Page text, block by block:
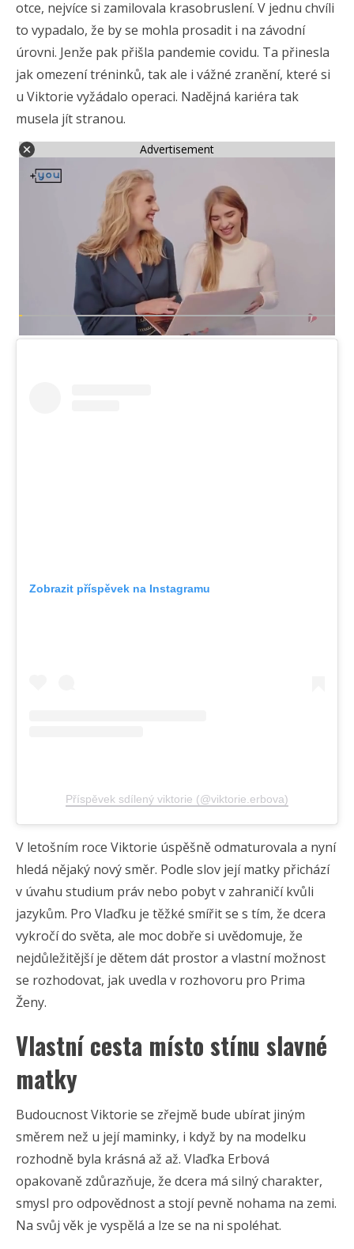
otce, nejvíce si zamilovala krasobruslení. V jednu chvíli
to vypadalo, že by se mohla prosadit i na závodní
úrovni. Jenže pak přišla pandemie covidu. Ta přinesla
jak omezení tréninků, tak ale i vážné zranění, které si
u Viktorie vyžádalo operaci. Nadějná kariéra tak
musela jít stranou.
Advertisement
Zobrazit příspěvek na Instagramu
Příspěvek sdílený viktorie (@viktorie.erbova)
V letošním roce Viktorie úspěšně odmaturovala a nyní
hledá nějaký nový směr. Podle slov její matky přichází
v úvahu studium práv nebo pobyt v zahraničí kvůli
jazykům. Pro Vlaďku je těžké smířit se s tím, že dcera
vykročí do světa, ale moc dobře si uvědomuje, že
nejdůležitější je dětem dát prostor a vlastní možnost
se rozhodovat, jak uvedla v rozhovoru pro Prima
Ženy.
Vlastní cesta místo stínu slavné
matky
Budoucnost Viktorie se zřejmě bude ubírat jiným
směrem než u její maminky, i když by na modelku
rozhodně byla krásná až až. Vlaďka Erbová
opakovaně zdůrazňuje, že dcera má silný charakter,
smysl pro odpovědnost a stojí pevně nohama na zemi.
Na svůj věk je vyspělá a lze se na ni spoléhat.